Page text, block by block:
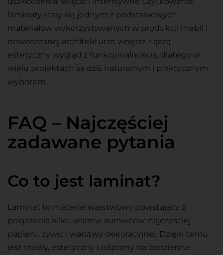
laminaty stały się jednym z podstawowych
materiałów wykorzystywanych w produkcji mebli i
nowoczesnej architekturze wnętrz. Łączą
estetyczny wygląd z funkcjonalnością, dlatego w
wielu projektach są dziś naturalnym i praktycznym
wyborem.
FAQ – Najczęściej
zadawane pytania
Co to jest laminat?
Laminat to materiał warstwowy powstający z
połączenia kilku warstw surowców, najczęściej
papieru, żywic i warstwy dekoracyjnej. Dzięki temu
jest trwały, estetyczny i odporny na codzienne